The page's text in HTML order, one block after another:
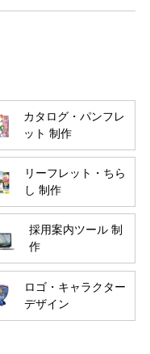
カタログ・パンフレ
ット 制作
リーフレット・ちら
し 制作
採用案内ツール 制
作
ロゴ・キャラクター
デザイン